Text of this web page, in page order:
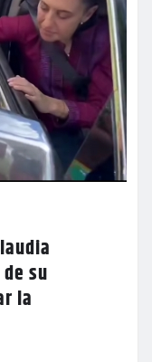
su
la